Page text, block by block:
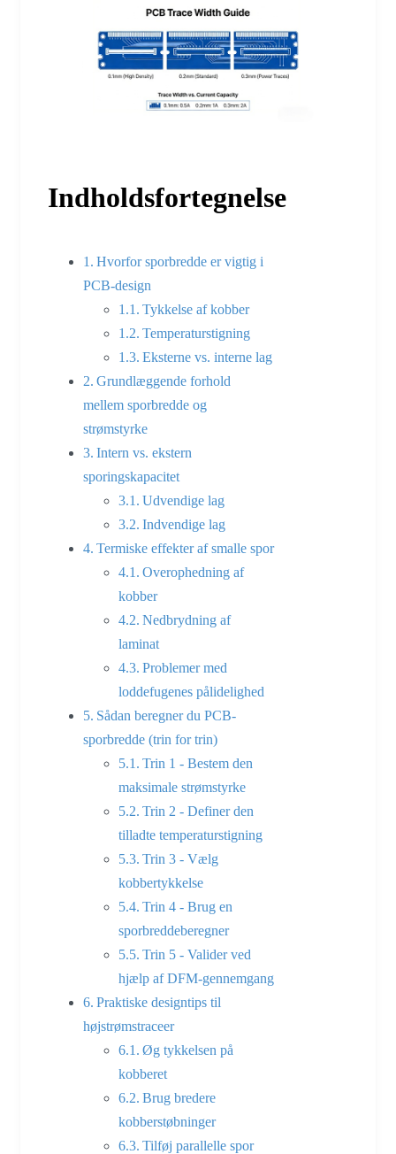
Indholdsfortegnelse
Hvorfor sporbredde er vigtig i
PCB-design
Tykkelse af kobber
Temperaturstigning
Eksterne vs. interne lag
Grundlæggende forhold
mellem sporbredde og
strømstyrke
Intern vs. ekstern
sporingskapacitet
Udvendige lag
Indvendige lag
Termiske effekter af smalle spor
Overophedning af
kobber
Nedbrydning af
laminat
Problemer med
loddefugenes pålidelighed
Sådan beregner du PCB-
sporbredde (trin for trin)
Trin 1 - Bestem den
maksimale strømstyrke
Trin 2 - Definer den
tilladte temperaturstigning
Trin 3 - Vælg
kobbertykkelse
Trin 4 - Brug en
sporbreddeberegner
Trin 5 - Valider ved
hjælp af DFM-gennemgang
Praktiske designtips til
højstrømstraceer
Øg tykkelsen på
kobberet
Brug bredere
kobberstøbninger
Tilføj parallelle spor